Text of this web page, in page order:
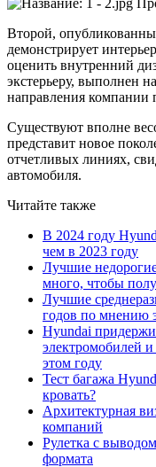
Второй,
демонстрирует
оценить внутренний
экстерьеру, выполнен
направления компании
Существуют вполне
представит новое
отчетливых линиях,
автомобиля.
Читайте также
В 2024 году
чем в 2023 году
Лучшие
много, чтобы
Лучшие
годов по мнению
Hyundai
электромобилей
этом году
Тест багажа
кровать?
Архитектурная
компаний
Рулетка с
формата